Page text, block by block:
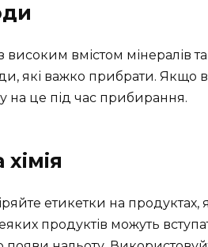
високим вмістом мінералів
які важко прибрати. Якщо
на це під час прибирання.
етикетки на
продуктів можуть